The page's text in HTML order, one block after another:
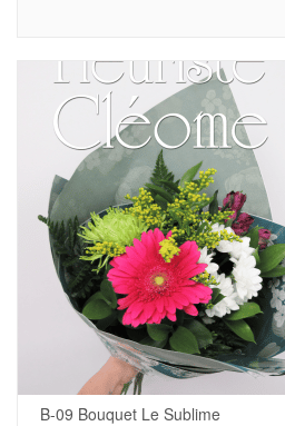
B-09 Bouquet Le Sublime